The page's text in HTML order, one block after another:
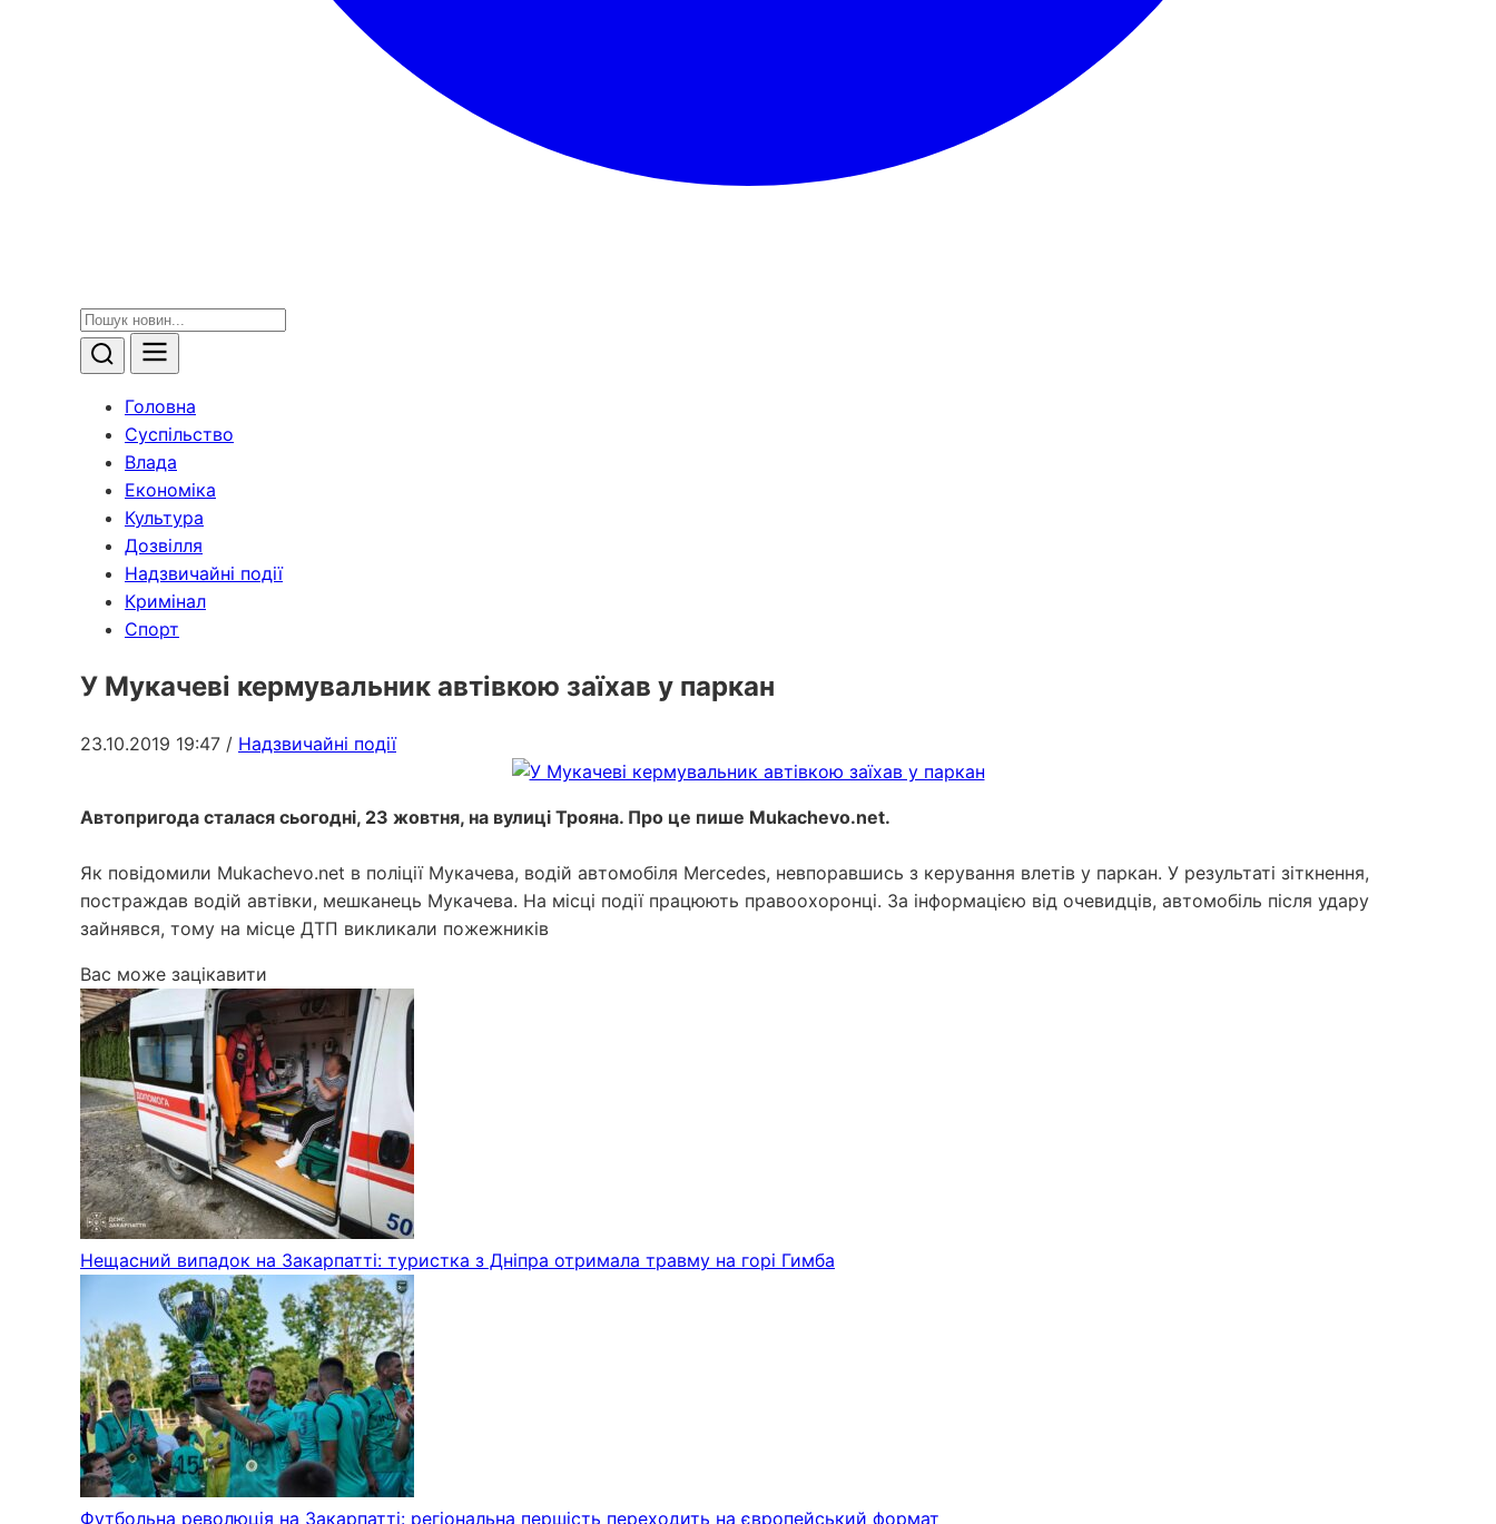
Головна
Суспільство
Влада
Економіка
Культура
Дозвілля
Надзвичайні події
Кримінал
Спорт
У Мукачеві кермувальник автівкою заїхав у паркан
23.10.2019 19:47 / Надзвичайні події
Автопригода сталася сьогодні, 23 жовтня, на вулиці Трояна. Про це пише Mukachevo.net.
Як повідомили Mukachevo.net в поліції Мукачева, водій автомобіля Mercedes, невпоравшись з керування влетів у паркан. У результаті зіткнення,
постраждав водій автівки, мешканець Мукачева. На місці події працюють правоохоронці. За інформацією від очевидців, автомобіль після удару
зайнявся, тому на місце ДТП викликали пожежників
Вас може зацікавити
Нещасний випадок на Закарпатті: туристка з Дніпра отримала травму на горі Гимба
Футбольна революція на Закарпатті: регіональна першість переходить на європейський формат